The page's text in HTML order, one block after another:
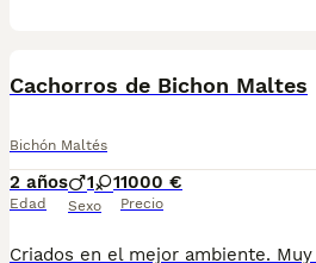
Cachorros de Bichon Maltes
Bichón Maltés
2 años
Edad
1 1
Sexo
1000 €
Precio